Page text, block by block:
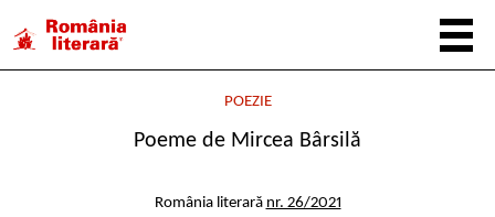
POEZIE
Poeme de Mircea Bârsilă
România literară nr. 26/2021